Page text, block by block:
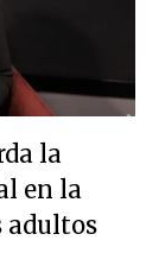
la
en la
adultos